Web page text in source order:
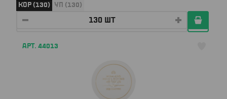
КОР (130) УП (130)
АРТ. 44013